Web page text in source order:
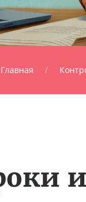
Главная